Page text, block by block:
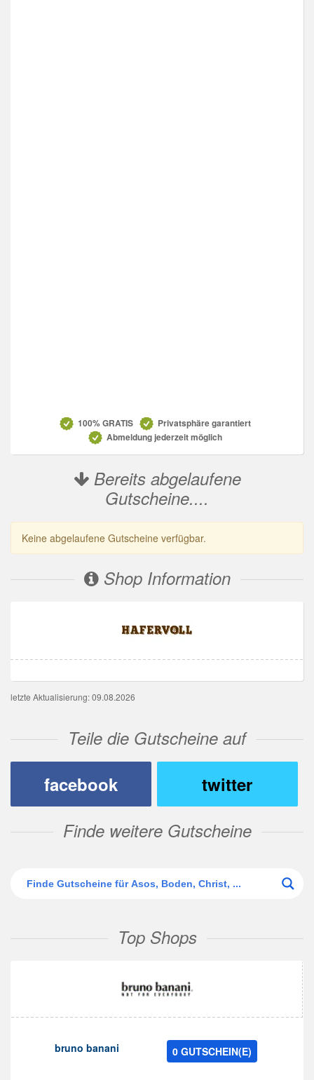
100% GRATIS
Privatsphäre garantiert
Abmeldung jederzeit möglich
Bereits abgelaufene
Gutscheine....
Keine abgelaufene Gutscheine verfügbar.
Shop Information
letzte Aktualisierung: 09.08.2026
Teile die Gutscheine auf
facebook
twitter
Finde weitere Gutscheine
Top Shops
bruno banani 0 GUTSCHEIN(E)